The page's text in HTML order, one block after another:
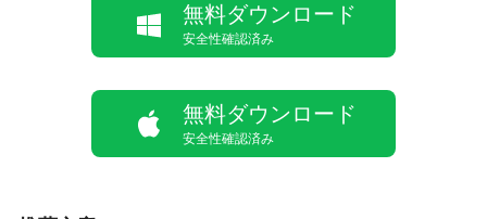
無料ダウンロード
安全性確認済み
無料ダウンロード
安全性確認済み